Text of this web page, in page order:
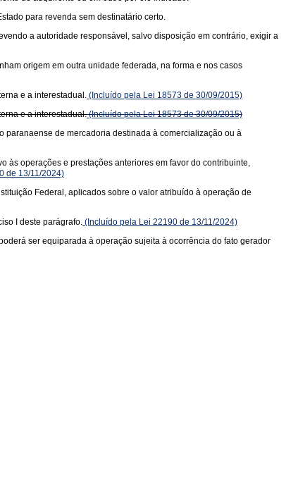
para revenda sem destinatário certo.
a autoridade responsável, salvo disposição em contrário, exigir a
origem em outra unidade federada, na forma e nos casos
e a interestadual. (Incluído pela Lei 18573 de 30/09/2015)
e a interestadual.(Incluído pela Lei 18573 de 30/09/2015)
paranaense de mercadoria destinada à comercialização ou à
às operações e prestações anteriores em favor do contribuinte,
de 13/11/2024)
Federal, aplicados sobre o valor atribuído à operação de
I deste parágrafo. (Incluído pela Lei 22190 de 13/11/2024)
ser equiparada à operação sujeita à ocorrência do fato gerador